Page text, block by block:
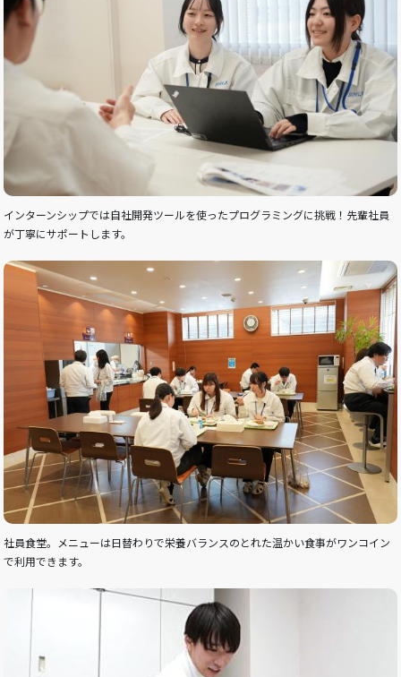
インターンシップでは自社開発ツールを使ったプログラミングに挑戦！先輩社員
が丁寧にサポートします。
社員食堂。メニューは日替わりで栄養バランスのとれた温かい食事がワンコイン
で利用できます。